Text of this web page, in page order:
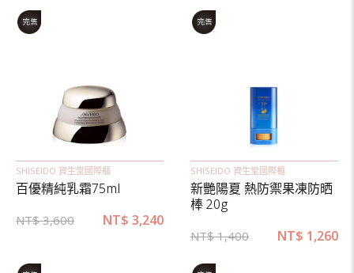
SHISEIDO 資生堂國際櫃
百優精純乳霜75ml
NT$3,600 NT$ 3,240
SHISEIDO 資生堂國際櫃
新艷陽夏 熱防禦果凍防晒
棒 20g
NT$1,400 NT$ 1,260